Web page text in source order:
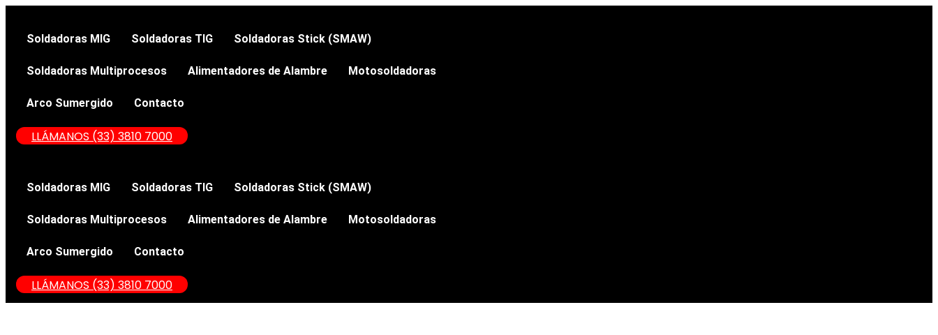
Soldadoras MIG Soldadoras TIG Soldadoras Stick (SMAW)
Soldadoras Multiprocesos Alimentadores de Alambre Motosoldadoras
Arco Sumergido Contacto
LLÁMANOS (33) 3810 7000
Soldadoras MIG Soldadoras TIG Soldadoras Stick (SMAW)
Soldadoras Multiprocesos Alimentadores de Alambre Motosoldadoras
Arco Sumergido Contacto
LLÁMANOS (33) 3810 7000